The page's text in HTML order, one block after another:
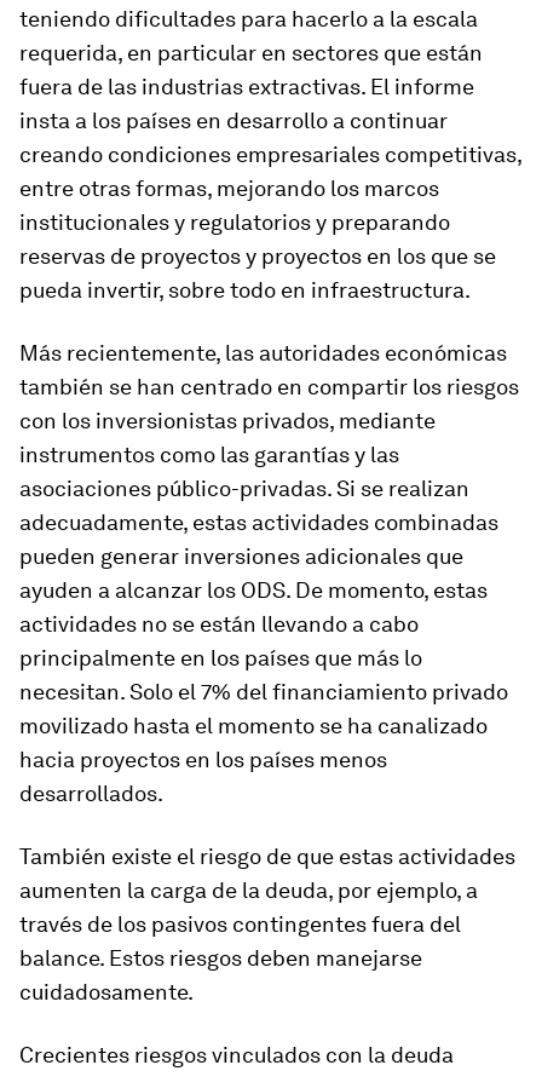
teniendo dificultades para hacerlo a la escala
requerida, en particular en sectores que están
fuera de las industrias extractivas. El informe
insta a los países en desarrollo a continuar
creando condiciones empresariales competitivas,
entre otras formas, mejorando los marcos
institucionales y regulatorios y preparando
reservas de proyectos y proyectos en los que se
pueda invertir, sobre todo en infraestructura.
Más recientemente, las autoridades económicas
también se han centrado en compartir los riesgos
con los inversionistas privados, mediante
instrumentos como las garantías y las
asociaciones público-privadas. Si se realizan
adecuadamente, estas actividades combinadas
pueden generar inversiones adicionales que
ayuden a alcanzar los ODS. De momento, estas
actividades no se están llevando a cabo
principalmente en los países que más lo
necesitan. Solo el 7% del financiamiento privado
movilizado hasta el momento se ha canalizado
hacia proyectos en los países menos
desarrollados.
También existe el riesgo de que estas actividades
aumenten la carga de la deuda, por ejemplo, a
través de los pasivos contingentes fuera del
balance. Estos riesgos deben manejarse
cuidadosamente.
Crecientes riesgos vinculados con la deuda